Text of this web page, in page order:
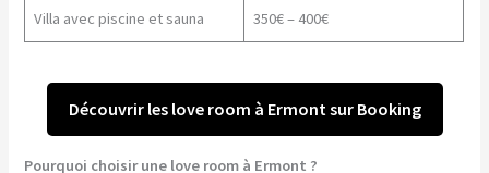
Villa avec piscine et sauna 350€ – 400€
Découvrir les love room à Ermont sur Booking
Pourquoi choisir une love room à Ermont ?